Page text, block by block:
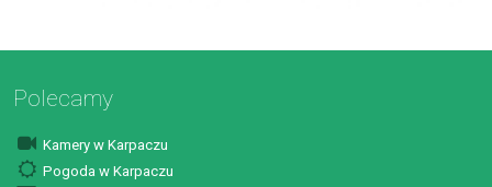
Polecamy
Kamery w Karpaczu
Pogoda w Karpaczu